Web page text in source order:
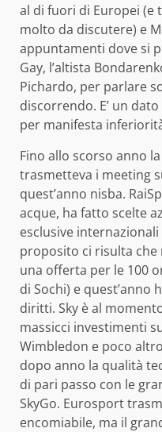
al di fuori di Europei (e
molto da discutere) e
appuntamenti dove si
Gay, l’altista
Pichardo, per parlare
discorrendo. E’ un
per manifesta
Fino allo scorso anno
trasmetteva i meeting
quest’anno nisba.
acque, ha fatto scelte
esclusive
proposito ci risulta che
una offerta per le 100
di Sochi) e quest’anno
diritti. Sky è al
massicci investimenti
Wimbledon e poco
dopo anno la qualità
di pari passo con le
SkyGo. Eurosport
encomiabile, ma il